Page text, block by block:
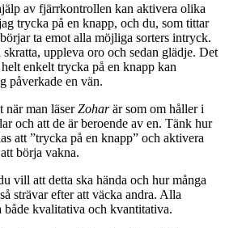
av fjärrkontrollen kan aktivera olika
trycka på en knapp, och du, som tittar
ta emot alla möjliga sorters intryck.
uppleva oro och sedan glädje. Det
enkelt trycka på en knapp kan
påverkade en vän.
när man läserZoharär som om håller i
och att de är beroende av en. Tänk hur
att ”trycka på en knapp” och aktivera
börja vakna.
vill att detta ska hända och hur många
strävar efter att väcka andra. Alla
både kvalitativa och kvantitativa.